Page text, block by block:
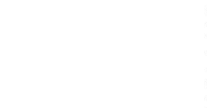
第27回一志会例会 レポート 平成27年4
第28回一志会例会 レポート 平成27年6